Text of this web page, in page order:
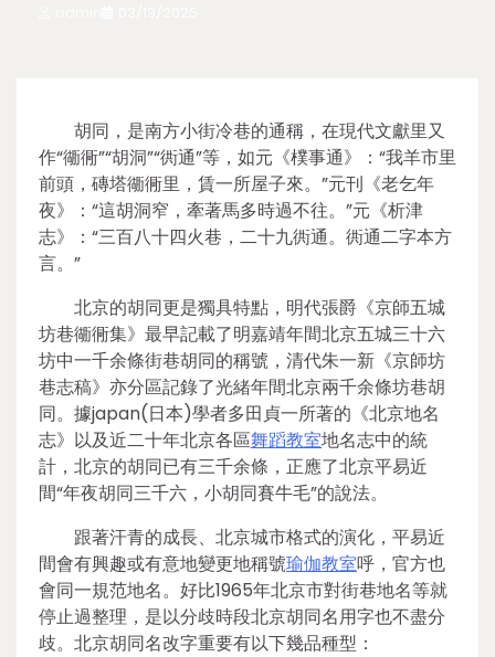
胡同，是南方小街冷巷的通稱，在現代文獻里又
作“衚衕”“胡洞”“衖通”等，如元《樸事通》：“我羊市里
前頭，磚塔衚衕里，賃一所屋子來。”元刊《老乞年
夜》：“這胡洞窄，牽著馬多時過不往。”元《析津
志》：“三百八十四火巷，二十九衖通。衖通二字本方
言。”
北京的胡同更是獨具特點，明代張爵《京師五城
坊巷衚衕集》最早記載了明嘉靖年間北京五城三十六
坊中一千余條街巷胡同的稱號，清代朱一新《京師坊
巷志稿》亦分區記錄了光緒年間北京兩千余條坊巷胡
同。據japan(日本)學者多田貞一所著的《北京地名
志》以及近二十年北京各區舞蹈教室地名志中的統
計，北京的胡同已有三千余條，正應了北京平易近
間“年夜胡同三千六，小胡同賽牛毛”的說法。
跟著汗青的成長、北京城市格式的演化，平易近
間會有興趣或有意地變更地稱號瑜伽教室呼，官方也
會同一規范地名。好比1965年北京市對街巷地名等就
停止過整理，是以分歧時段北京胡同名用字也不盡分
歧。北京胡同名改字重要有以下幾品種型：